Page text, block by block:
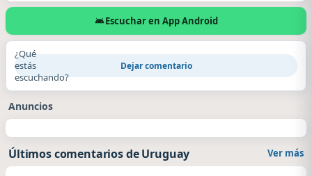
Escuchar en App Android
¿Qué
estás
escuchando?
Dejar comentario
Anuncios
Últimos comentarios de Uruguay Ver más